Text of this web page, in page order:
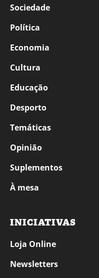
Sociedade
Política
Economia
Cultura
Educação
Desporto
Temáticas
Opinião
Suplementos
À mesa
INICIATIVAS
Loja Online
Newsletters